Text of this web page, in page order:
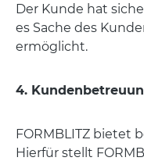
Der Kunde hat
es Sache des
ermöglicht.
4.
FORMBLITZ bietet
Hierfür stellt